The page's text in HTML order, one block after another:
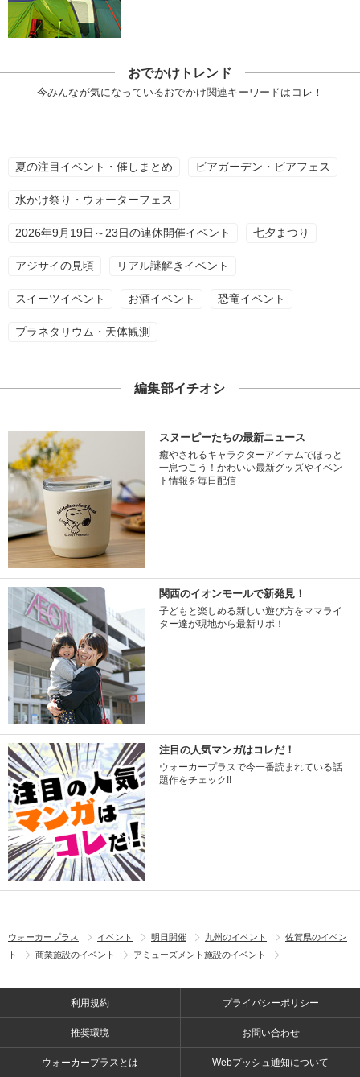
おでかけトレンド
今みんなが気になっているおでかけ関連キーワードはコレ！
夏の注目イベント・催しまとめ ビアガーデン・ビアフェス
水かけ祭り・ウォーターフェス
2026年9月19日～23日の連休開催イベント 七夕まつり
アジサイの見頃 リアル謎解きイベント
スイーツイベント お酒イベント 恐竜イベント
プラネタリウム・天体観測
編集部イチオシ
スヌーピーたちの最新ニュース
癒やされるキャラクターアイテムでほっと
一息つこう！かわいい最新グッズやイベン
ト情報を毎日配信
関西のイオンモールで新発見！
子どもと楽しめる新しい遊び方をママライ
ター達が現地から最新リポ！
注目の人気マンガはコレだ！
ウォーカープラスで今一番読まれている話
題作をチェック!!
ウォーカープラス イベント 明日開催 九州のイベント
佐賀県のイベン
ト
商業施設のイベント アミューズメント施設のイベント
利用規約 プライバシーポリシー
推奨環境 お問い合わせ
ウォーカープラスとは Webプッシュ通知について